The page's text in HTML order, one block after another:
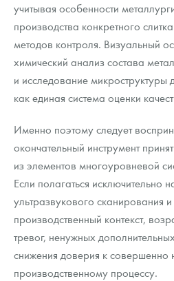
учитывая особенности
производства конкретного
методов контроля. Визуальный
химический анализ состава
и исследование микроструктуры
как единая система оценки
Именно поэтому следует
окончательный инструмент
из элементов многоуровневой
Если полагаться исключительно
ультразвукового сканирования
производственный контекст,
тревог, ненужных
снижения доверия к
производственному процессу.